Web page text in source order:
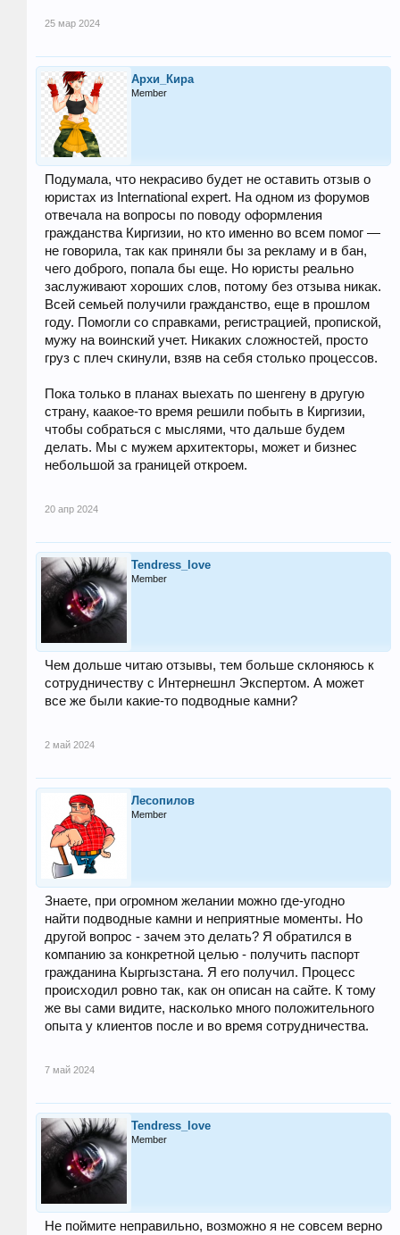
25 мар 2024
Архи_Кира
Member
Подумала, что некрасиво будет не оставить отзыв о
юристах из International expert. На одном из форумов
отвечала на вопросы по поводу оформления
гражданства Киргизии, но кто именно во всем помог —
не говорила, так как приняли бы за рекламу и в бан,
чего доброго, попала бы еще. Но юристы реально
заслуживают хороших слов, потому без отзыва никак.
Всей семьей получили гражданство, еще в прошлом
году. Помогли со справками, регистрацией, пропиской,
мужу на воинский учет. Никаких сложностей, просто
груз с плеч скинули, взяв на себя столько процессов.
Пока только в планах выехать по шенгену в другую
страну, каакое-то время решили побыть в Киргизии,
чтобы собраться с мыслями, что дальше будем
делать. Мы с мужем архитекторы, может и бизнес
небольшой за границей откроем.
20 апр 2024
Tendress_love
Member
Чем дольше читаю отзывы, тем больше склоняюсь к
сотрудничеству с Интернешнл Экспертом. А может
все же были какие-то подводные камни?
2 май 2024
Лесопилов
Member
Знаете, при огромном желании можно где-угодно
найти подводные камни и неприятные моменты. Но
другой вопрос - зачем это делать? Я обратился в
компанию за конкретной целью - получить паспорт
гражданина Кыргызстана. Я его получил. Процесс
происходил ровно так, как он описан на сайте. К тому
же вы сами видите, насколько много положительного
опыта у клиентов после и во время сотрудничества.
7 май 2024
Tendress_love
Member
Не поймите неправильно, возможно я не совсем верно